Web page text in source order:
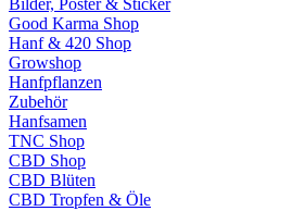
Bilder, Poster & Sticker
Good Karma Shop
Hanf & 420 Shop
Growshop
Hanfpflanzen
Zubehör
Hanfsamen
TNC Shop
CBD Shop
CBD Blüten
CBD Tropfen & Öle